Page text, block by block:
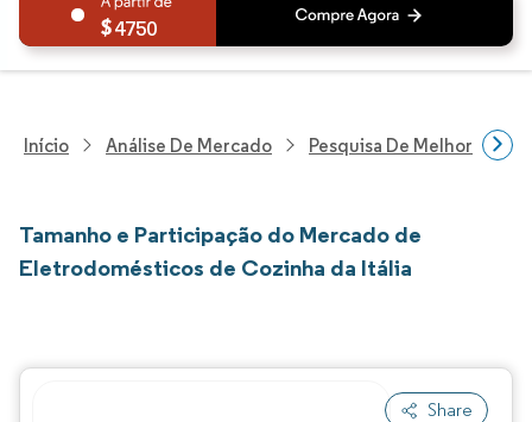
4750
Início Análise De Mercado Pesquisa De Melhorias
Tamanho e Participação do Mercado de
Eletrodomésticos de Cozinha da Itália
Share